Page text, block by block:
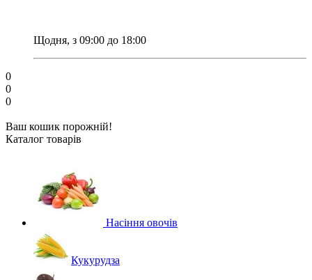
Щодня, з 09:00 до 18:00
0
0
0
Ваш кошик порожній!
Каталог товарів
Насіння овочів
Кукурудза